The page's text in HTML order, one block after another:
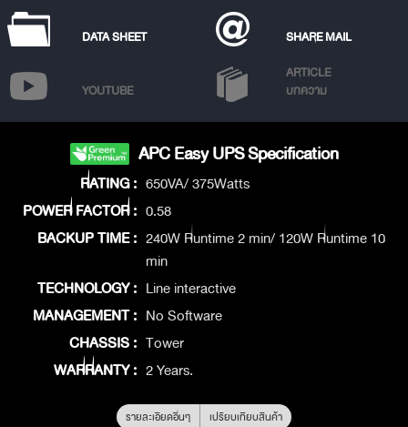
DATA SHEET SHARE MAIL
YOUTUBE
ARTICLE
บทความ
APC Easy UPS Specification
RATING : 650VA/ 375Watts
POWER FACTOR : 0.58
BACKUP TIME : 240W Runtime 2 min/ 120W Runtime 10
min
TECHNOLOGY : Line interactive
MANAGEMENT : No Software
CHASSIS : Tower
WARRANTY : 2 Years.
รายละเอียดอื่นๆ เปรียบเทียบสินค้า